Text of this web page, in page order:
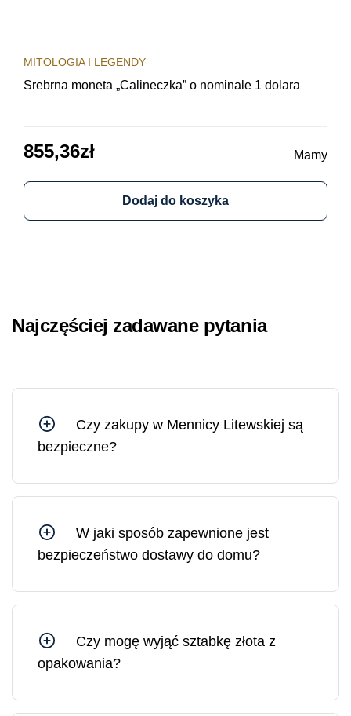
MITOLOGIA I LEGENDY
Srebrna moneta „Calineczka” o nominale 1 dolara
855,36zł Mamy
Dodaj do koszyka
Najczęściej zadawane pytania
Czy zakupy w Mennicy Litewskiej są
bezpieczne?
Mennicy Litewskiej, ponieważ jesteśmy spółką
Litewski.
W jaki sposób zapewnione jest
bezpieczeństwo dostawy do domu?
ubezpieczone. W razie potrzeby możesz
wybranej placówki pocztowej.
Czy mogę wyjąć sztabkę złota z
opakowania?
w takim przypadku opakowanie ochronne i